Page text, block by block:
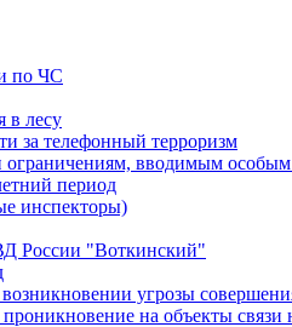
по ЧС
в лесу
за телефонный терроризм
ограничениям, вводимым
период
инспекторы)
России "Воткинский"
угрозы
на объекты связи